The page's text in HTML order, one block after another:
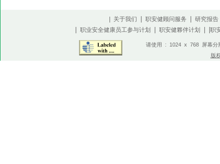
| 关于我们 职安健顾问服务 研究报告
职业安全健康员工参与计划 职安健夥伴计划 职
请使用 : 1024 x 768 屏幕分
版